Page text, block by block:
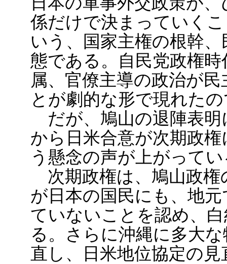
係だけで決まっていく
いう、国家主権の根幹
態である。自民党政権
属、官僚主導の政治が
とが劇的な形で現れた
だが、鳩山の退陣表明
から日米合意が次期政
う懸念の声が上がって
次期政権は、鳩山政権
が日本の国民にも、地
ていないことを認め、
る。さらに沖縄に多大
直し、日米地位協定の